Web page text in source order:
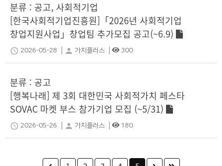
분류 : 공고, 사회적기업
[한국사회적기업진흥원]「2026년 사회적기업
창업지원사업」창업팀 추가모집 공고(~6.9)
schedule 2026-05-28 | person 가치플러스 | 300
분류 : 공고
[행복나래] 제 3회 대한민국 사회적가치 페스타
SOVAC 마켓 부스 참가기업 모집 (~5/31)
schedule 2026-05-26 | person 가치플러스 | 180